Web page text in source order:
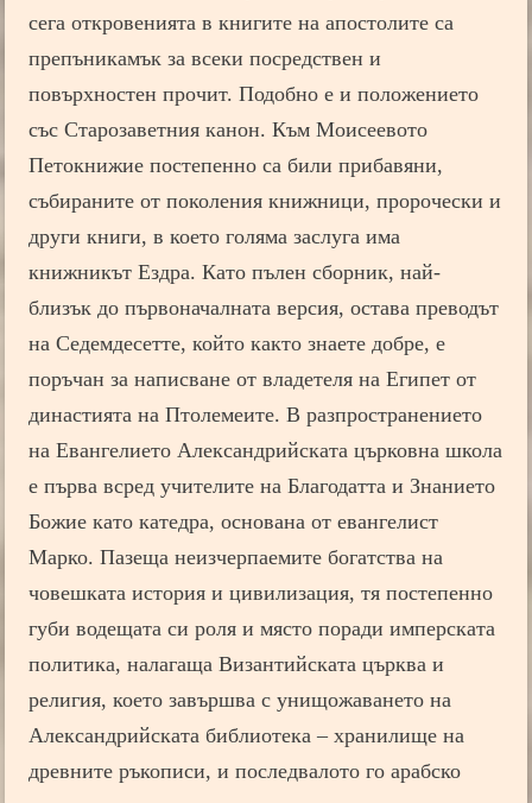
сега откровенията в книгите на апостолите са
препъникамък за всеки посредствен и
повърхностен прочит. Подобно е и положението
със Старозаветния канон. Към Моисеевото
Петокнижие постепенно са били прибавяни,
събираните от поколения книжници, пророчески и
други книги, в което голяма заслуга има
книжникът Ездра. Като пълен сборник, най-
близък до първоначалната версия, остава преводът
на Седемдесетте, който както знаете добре, е
поръчан за написване от владетеля на Египет от
династията на Птолемеите. В разпространението
на Евангелието Александрийската църковна школа
е първа всред учителите на Благодатта и Знанието
Божие като катедра, основана от евангелист
Марко. Пазеща неизчерпаемите богатства на
човешката история и цивилизация, тя постепенно
губи водещата си роля и място поради имперската
политика, налагаща Византийската църква и
религия, което завършва с унищожаването на
Александрийската библиотека – хранилище на
древните ръкописи, и последвалото го арабско